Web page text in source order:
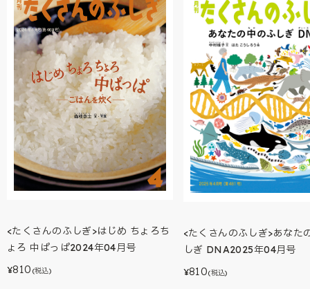
<たくさんのふしぎ>はじめ ちょろち
ょろ 中ぱっぱ2024年04月号
¥810 (税込)
<たくさんのふしぎ>あなた
しぎ DNA2025年04月号
¥810(税込)